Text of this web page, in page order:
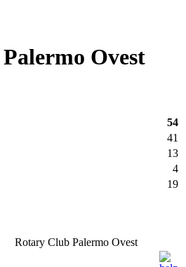
Ovest
54
41
13
4
19
Rotary Club Palermo Ovest